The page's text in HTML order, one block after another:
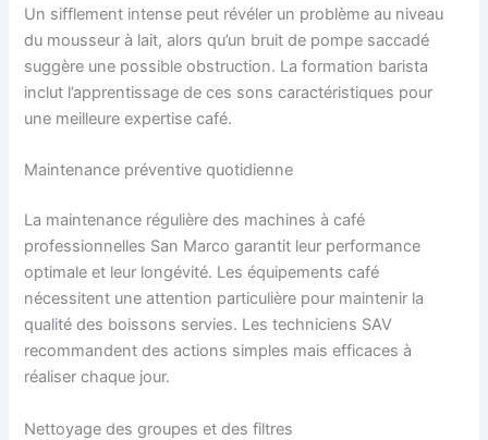
Un sifflement intense peut révéler un problème au niveau
du mousseur à lait, alors qu’un bruit de pompe saccadé
suggère une possible obstruction. La formation barista
inclut l’apprentissage de ces sons caractéristiques pour
une meilleure expertise café.
Maintenance préventive quotidienne
La maintenance régulière des machines à café
professionnelles San Marco garantit leur performance
optimale et leur longévité. Les équipements café
nécessitent une attention particulière pour maintenir la
qualité des boissons servies. Les techniciens SAV
recommandent des actions simples mais efficaces à
réaliser chaque jour.
Nettoyage des groupes et des filtres